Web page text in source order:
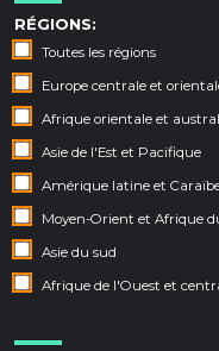
RÉGIONS:
Toutes les régions
Europe centrale et
Afrique orientale et
Asie de l'Est et Pacifique
Amérique latine et
Moyen-Orient et Afrique
Asie du sud
Afrique de l'Ouest et